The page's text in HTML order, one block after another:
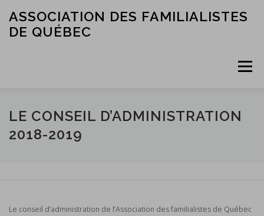
content
ASSOCIATION DES FAMILIALISTES
DE QUÉBEC
Menu
ACCUEIL L’ASSOCIATION LES MEMBRES
LE CONSEIL D’ADMINISTRATION
2018-2019
Le conseil d’administration de l’Association des familialistes de Québec